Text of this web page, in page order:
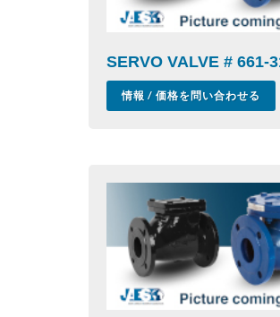
SERVO VALVE # 661-
情報 / 価格を問い合わせる